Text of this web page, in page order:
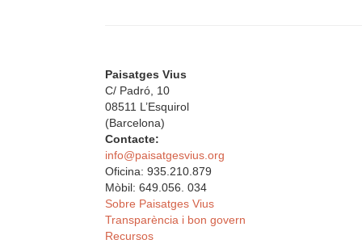
Paisatges Vius
C/ Padró, 10
08511 L’Esquirol
(Barcelona)
Contacte:
info@paisatgesvius.org
Oficina: 935.210.879
Mòbil: 649.056. 034
Sobre Paisatges Vius
Transparència i bon govern
Recursos